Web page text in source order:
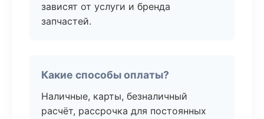
зависят от услуги и бренда
запчастей.
Какие способы оплаты?
Наличные, карты, безналичный
расчёт, рассрочка для постоянных